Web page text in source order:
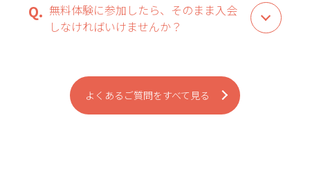
無料体験に参加したら、そのまま入会
しなければいけませんか？
よくあるご質問をすべて見る